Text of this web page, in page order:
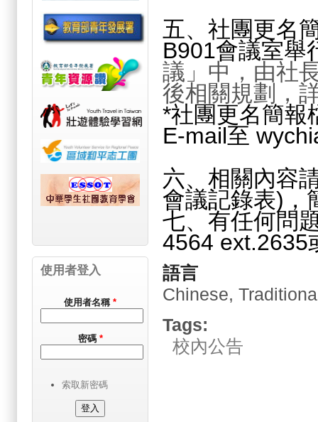
五、社團更名
B901會議室舉
議」中，由社
後相關規劃，
*社團更名簡報
E-mail至
六、相關內容
會議記錄表)，
七、有任何問
4564
語言
Chinese,
Tags:
校內公告
使用者登入
使用者名稱 *
密碼 *
索取新密碼